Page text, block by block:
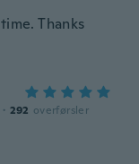
Thanks
· 292 overførsler